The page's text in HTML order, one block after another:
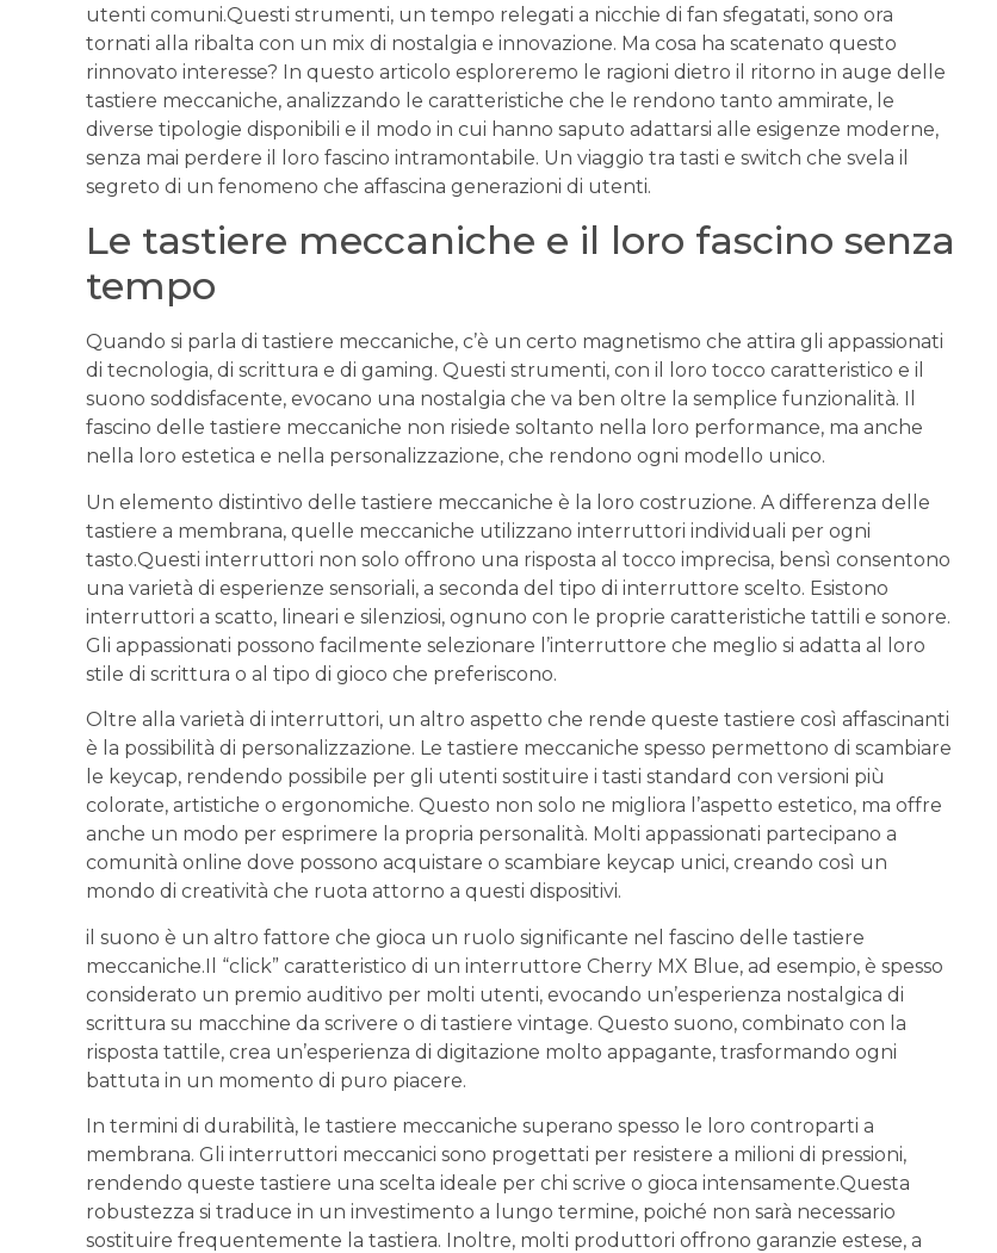
‍utenti comuni.Questi strumenti, un tempo relegati a⁢ nicchie ⁢di fan sfegatati, sono ora⁣
tornati ​alla‌ ribalta con⁣ un mix di nostalgia ⁣e innovazione.⁤ Ma ⁣cosa ha​ scatenato questo
rinnovato interesse?⁤ In questo articolo esploreremo ⁢le ragioni dietro il⁢ ritorno in auge delle
tastiere meccaniche, analizzando​ le caratteristiche che le rendono tanto ammirate, le
diverse tipologie disponibili e il modo⁢ in cui hanno saputo adattarsi ⁤alle esigenze moderne,
⁤senza mai⁢ perdere il loro fascino intramontabile. Un viaggio tra⁢ tasti e ‍switch che⁣ svela il
segreto di un fenomeno che ‌affascina generazioni di utenti.
Le tastiere meccaniche e​ il‌ loro ⁤fascino ⁢senza
tempo
Quando si parla‍ di tastiere meccaniche, c’è un certo magnetismo che attira gli ⁤appassionati
di tecnologia, ‍di scrittura​ e di ⁣gaming.‍ Questi strumenti, con il loro tocco​ caratteristico‌ e il
suono soddisfacente, ​evocano una nostalgia che va ben⁤ oltre ‌la‍ semplice ⁤funzionalità. Il
fascino​ delle tastiere meccaniche non risiede⁢ soltanto nella⁢ loro performance, ma anche‍
nella loro estetica e nella personalizzazione, che rendono ogni modello unico.
Un elemento ‌distintivo delle tastiere meccaniche è la ‌loro costruzione. ‌A differenza delle
⁢tastiere a membrana, quelle meccaniche​ utilizzano​ interruttori individuali per ogni
tasto.Questi⁣ interruttori non‌ solo ‍offrono una ⁣risposta⁤ al tocco⁢ imprecisa, bensì consentono
una ​varietà di⁣ esperienze‍ sensoriali, a‍ seconda del tipo di ‍interruttore scelto.⁢ Esistono
interruttori a scatto, ⁢lineari e ‌silenziosi, ognuno con le proprie caratteristiche tattili​ e sonore.‍
Gli appassionati possono facilmente selezionare l’interruttore che ⁢meglio si⁤ adatta al loro
stile⁣ di scrittura⁢ o al tipo di ‌gioco⁣ che preferiscono.
Oltre alla⁤ varietà di interruttori,​ un altro⁣ aspetto che rende​ queste‌ tastiere così affascinanti
‌è la possibilità di personalizzazione. Le⁣ tastiere meccaniche ​spesso permettono di ⁣scambiare
le keycap, rendendo possibile ‌per gli​ utenti sostituire ⁢i tasti ⁤standard con versioni più
colorate, artistiche o‍ ergonomiche. Questo non solo ne migliora l’aspetto estetico,⁣ ma offre
⁢anche un modo per ⁢esprimere⁤ la‍ propria personalità. ⁣Molti appassionati partecipano a
comunità online dove ‍possono⁣ acquistare o scambiare⁣ keycap unici, creando ⁣così un
mondo di creatività‌ che ruota attorno‍ a ​questi⁢ dispositivi.
il suono è‌ un altro ⁤fattore che gioca un ⁢ruolo significante ​nel fascino delle ‍tastiere
meccaniche.Il “click” ‌caratteristico di un ⁣interruttore ‌Cherry MX‍ Blue, ad ‌esempio, è spesso
‍considerato un⁤ premio auditivo ⁤per ⁢molti utenti, evocando un’esperienza nostalgica‌ di
scrittura su ⁤macchine da ⁤scrivere o di tastiere vintage. ‌Questo suono, combinato con la⁢
risposta⁢ tattile, crea un’esperienza di ⁤digitazione molto appagante, trasformando⁢ ogni
battuta⁤ in ‌un⁣ momento di⁣ puro⁤ piacere.
In termini⁤ di durabilità, le tastiere meccaniche superano spesso le loro controparti a⁣
membrana. Gli interruttori meccanici​ sono‌ progettati per resistere a milioni‍ di pressioni,⁤
rendendo ⁣queste tastiere una⁣ scelta ideale ‌per chi scrive o gioca intensamente.Questa
robustezza si traduce in un investimento a lungo⁤ termine, poiché non sarà‌ necessario
sostituire frequentemente ⁤la⁣ tastiera. Inoltre,‍ molti produttori offrono garanzie estese, ‍a⁤